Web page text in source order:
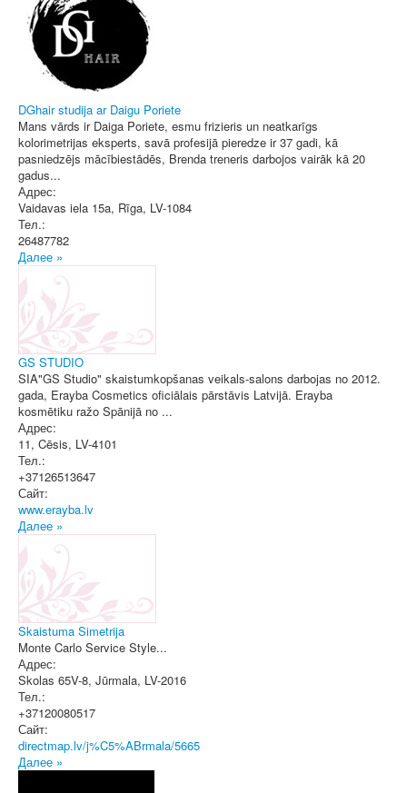
DGhair studija ar Daigu Poriete
Mans vārds ir Daiga Poriete, esmu frizieris un neatkarīgs
kolorimetrijas eksperts, savā profesijā pieredze ir 37 gadi, kā
pasniedzējs mācībiestādēs, Brenda treneris darbojos vairāk kā 20
gadus...
Адрес:
Vaidavas iela 15a, Rīga, LV-1084
Тел.:
26487782
Далее »
GS STUDIO
SIA"GS Studio" skaistumkopšanas veikals-salons darbojas no 2012.
gada, Erayba Cosmetics oficiālais pārstāvis Latvijā. Erayba
kosmētiku ražo Spānijā no ...
Адрес:
11, Cēsis, LV-4101
Тел.:
+37126513647
Сайт:
www.erayba.lv
Далее »
Skaistuma Simetrija
Monte Carlo Service Style...
Адрес:
Skolas 65V-8, Jūrmala, LV-2016
Тел.:
+37120080517
Сайт:
directmap.lv/j%C5%ABrmala/5665
Далее »